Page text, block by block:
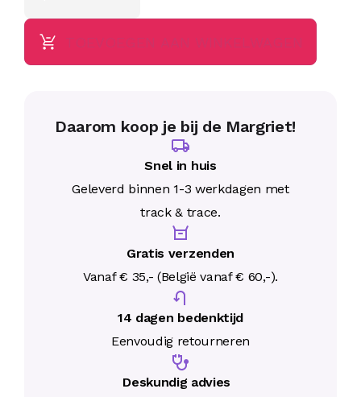
Daarom koop je bij de Margriet!
Snel in huis
Geleverd binnen 1-3 werkdagen met
track & trace.
Gratis verzenden
Vanaf € 35,- (België vanaf € 60,-).
14 dagen bedenktijd
Eenvoudig retourneren
Deskundig advies